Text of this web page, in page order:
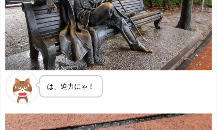
は、迫力にゃ！